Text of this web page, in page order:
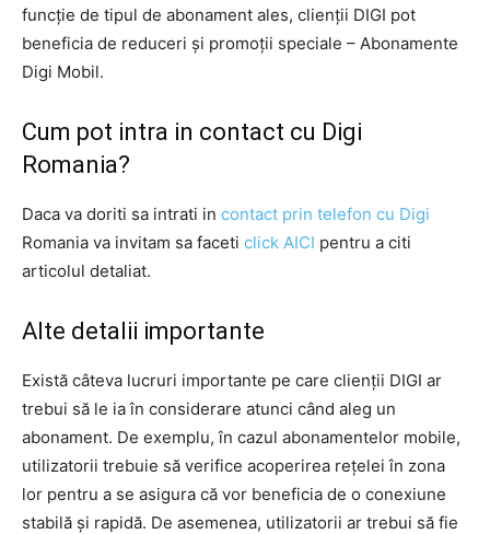
funcție de tipul de abonament ales, clienții DIGI pot
beneficia de reduceri și promoții speciale – Abonamente
Digi Mobil.
Cum pot intra in contact cu Digi
Romania?
Daca va doriti sa intrati in contact prin telefon cu Digi
Romania va invitam sa faceti click AICI pentru a citi
articolul detaliat.
Alte detalii importante
Există câteva lucruri importante pe care clienții DIGI ar
trebui să le ia în considerare atunci când aleg un
abonament. De exemplu, în cazul abonamentelor mobile,
utilizatorii trebuie să verifice acoperirea rețelei în zona
lor pentru a se asigura că vor beneficia de o conexiune
stabilă și rapidă. De asemenea, utilizatorii ar trebui să fie